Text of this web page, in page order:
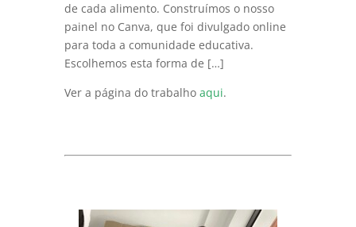
de cada alimento. Construímos o nosso
painel no Canva, que foi divulgado online
para toda a comunidade educativa.
Escolhemos esta forma de […]
Ver a página do trabalho aqui.